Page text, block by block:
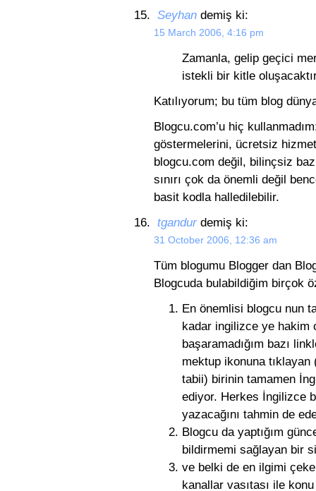
Seyhandemiş ki:
15 March 2006, 4:16 pm
Zamanla, gelip geçici
istekli bir kitle
Katılıyorum; bu tüm blog
Blogcu.com’u hiç
göstermelerini, ücretsiz
blogcu.com değil, bilinçsiz
sınırı çok da önemli değil
basit kodla halledilebilir.
tgandurdemiş ki:
31 October 2006, 12:36 am
Tüm blogumu Blogger dan
Blogcuda bulabildiğim birçok
En önemlisi blogcu nun
kadar ingilizce ye hakim
başaramadığım bazı
mektup ikonuna
tabii) birinin tamamen
ediyor. Herkes İngilizce
yazacağını tahmin de
Blogcu da yaptığım
bildirmemi sağlayan bir
ve belki de en ilgimi
kanallar vasıtası ile